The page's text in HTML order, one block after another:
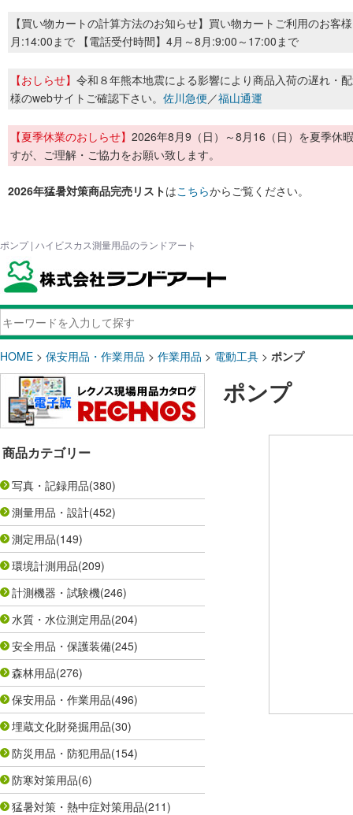
【買い物カートの計算方法のお知らせ】買い物カートご利用のお客
月:14:00まで 【電話受付時間】4月～8月:9:00～17:00まで
【おしらせ】 令和８年熊本地震による影響により商品入荷の遅れ・
様のwebサイトご確認下さい。 佐川急便／福山通運
【夏季休業のおしらせ】 2026年8月9（日）～8月16（日）を夏季休
すが、ご理解・ご協力をお願い致します。
2026年猛暑対策商品完売リストはこちらからご覧ください。
ポンプ | ハイビスカス測量用品のランドアート
HOME > 保安用品・作業用品 > 作業用品 > 電動工具 > ポンプ
商品カテゴリー
写真・記録用品(380)
測量用品・設計(452)
測定用品(149)
環境計測用品(209)
計測機器・試験機(246)
水質・水位測定用品(204)
安全用品・保護装備(245)
森林用品(276)
保安用品・作業用品(496)
埋蔵文化財発掘用品(30)
防災用品・防犯用品(154)
防寒対策用品(6)
猛暑対策・熱中症対策用品(211)
ポンプ